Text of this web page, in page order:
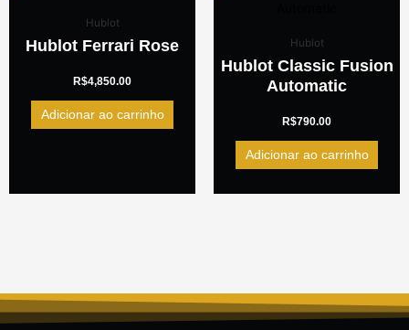
Hublot
Hublot Ferrari Rose
R$4,850.00
Adicionar ao carrinho
Hublot
Hublot Classic Fusion
Automatic
R$790.00
Adicionar ao carrinho